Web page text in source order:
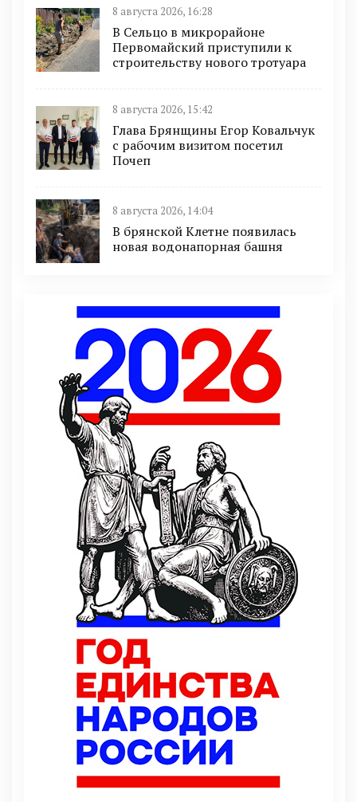
8 августа 2026, 16:28
В Сельцо в микрорайоне
Первомайский приступили к
строительству нового тротуара
8 августа 2026, 15:42
Глава Брянщины Егор Ковальчук
с рабочим визитом посетил
Почеп
8 августа 2026, 14:04
В брянской Клетне появилась
новая водонапорная башня